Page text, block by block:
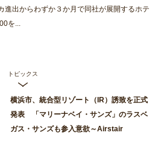
進出からわずか３か月で同社が展開するホテ
を...
トピックス
横浜市、統合型リゾート（IR）誘致を正式
発表 「マリーナベイ・サンズ」のラスベ
ガス・サンズも参入意欲～Airstair